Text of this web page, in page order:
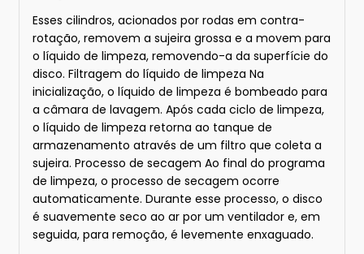
Esses cilindros, acionados por rodas em contra-
rotação, removem a sujeira grossa e a movem para
o líquido de limpeza, removendo-a da superfície do
disco. Filtragem do líquido de limpeza Na
inicialização, o líquido de limpeza é bombeado para
a câmara de lavagem. Após cada ciclo de limpeza,
o líquido de limpeza retorna ao tanque de
armazenamento através de um filtro que coleta a
sujeira. Processo de secagem Ao final do programa
de limpeza, o processo de secagem ocorre
automaticamente. Durante esse processo, o disco
é suavemente seco ao ar por um ventilador e, em
seguida, para remoção, é levemente enxaguado.